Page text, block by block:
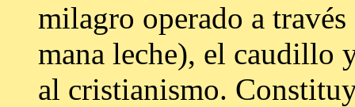
milagro operado a
mana leche), el caudillo
al cristianismo.